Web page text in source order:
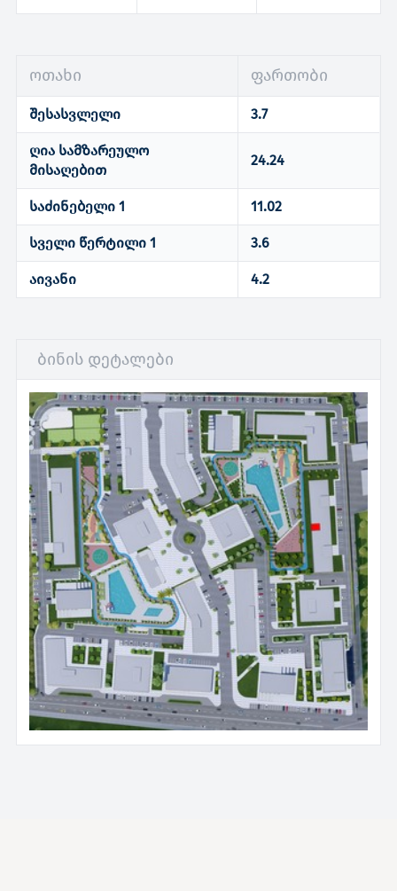
ოთახი ფართობი
შესასვლელი 3.7
ღია სამზარეულო
მისაღებით
24.24
საძინებელი 1 11.02
სველი წერტილი 1 3.6
აივანი 4.2
ბინის დეტალები